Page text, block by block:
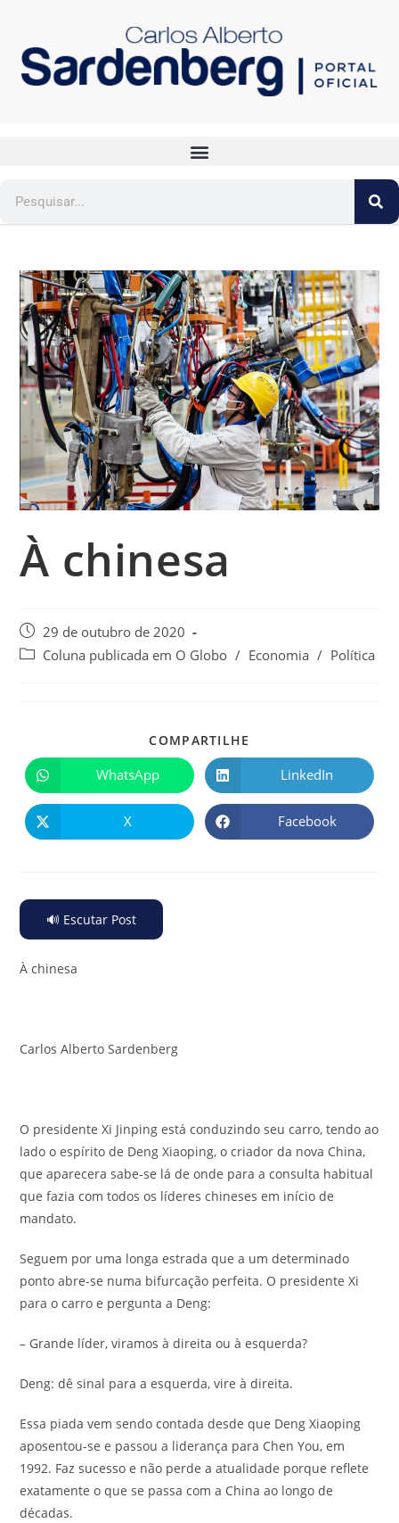
À chinesa
29 de outubro de 2020
Coluna publicada em O Globo / Economia / Política
COMPARTILHE
WhatsApp LinkedIn
X Facebook
🔊 Escutar Post
À chinesa
Carlos Alberto Sardenberg
O presidente Xi Jinping está conduzindo seu carro, tendo ao
lado o espírito de Deng Xiaoping, o criador da nova China,
que aparecera sabe-se lá de onde para a consulta habitual
que fazia com todos os líderes chineses em início de
mandato.
Seguem por uma longa estrada que a um determinado
ponto abre-se numa bifurcação perfeita. O presidente Xi
para o carro e pergunta a Deng:
– Grande líder, viramos à direita ou à esquerda?
Deng: dê sinal para a esquerda, vire à direita.
Essa piada vem sendo contada desde que Deng Xiaoping
aposentou-se e passou a liderança para Chen You, em
1992. Faz sucesso e não perde a atualidade porque reflete
exatamente o que se passa com a China ao longo de
décadas.